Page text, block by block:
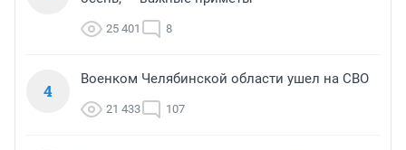
25 401 8
4
Военком Челябинской области ушел на СВО
21 433 107